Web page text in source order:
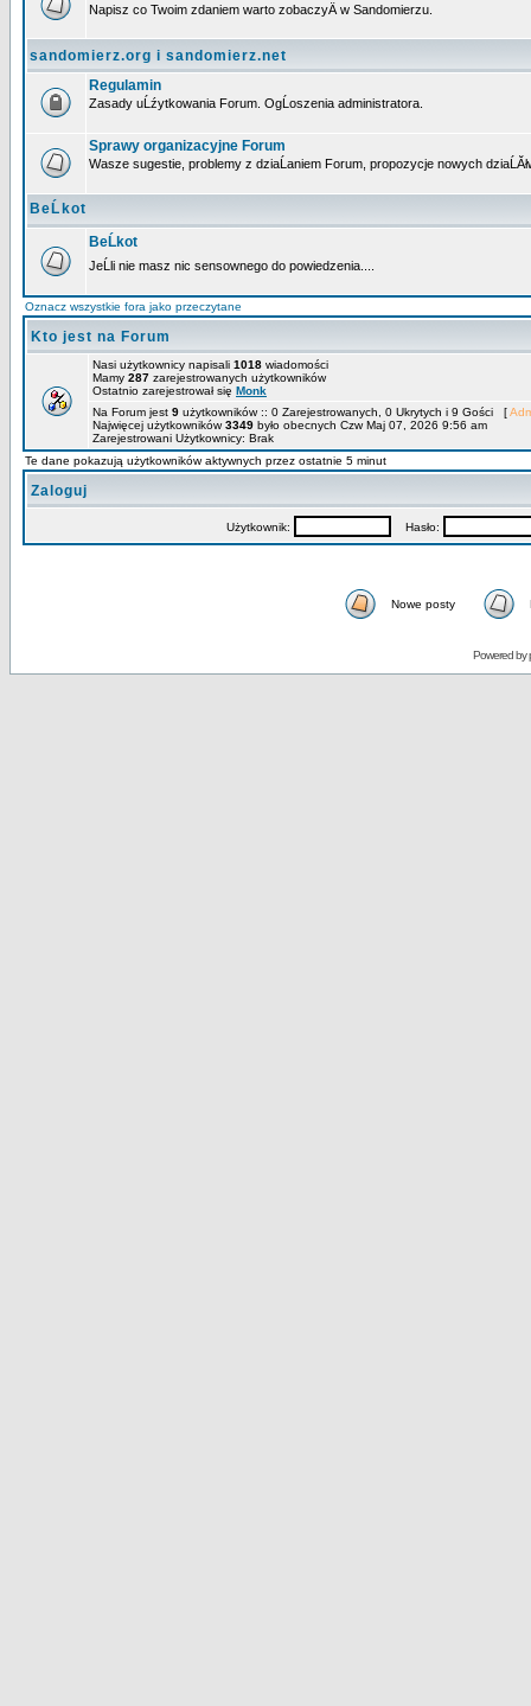
Napisz co Twoim zdaniem warto zobaczyÄ w Sandomierzu.
sandomierz.org i sandomierz.net
Regulamin
Zasady uĹźytkowania Forum. OgĹoszenia administratora.
Sprawy organizacyjne Forum
Wasze sugestie, problemy z dziaĹaniem Forum, propozycje nowych
BeĹkot
BeĹkot
JeĹli nie masz nic sensownego do powiedzenia....
Oznacz wszystkie fora jako przeczytane
Kto jest na Forum
Nasi użytkownicy napisali 1018 wiadomości
Mamy 287 zarejestrowanych użytkowników
Ostatnio zarejestrował się Monk
Na Forum jest 9 użytkowników :: 0 Zarejestrowanych, 0 Ukrytych i 9 Gości [
Najwięcej użytkowników3349 było obecnych Czw Maj 07, 2026 9:56 am
Zarejestrowani Użytkownicy: Brak
Te dane pokazują użytkowników aktywnych przez ostatnie 5 minut
Zaloguj
Użytkownik: Hasło:
Nowe posty
Powered by